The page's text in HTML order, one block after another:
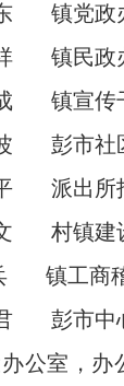
政办
政办
传
社区
所指
设服
稽查
中心
室，办